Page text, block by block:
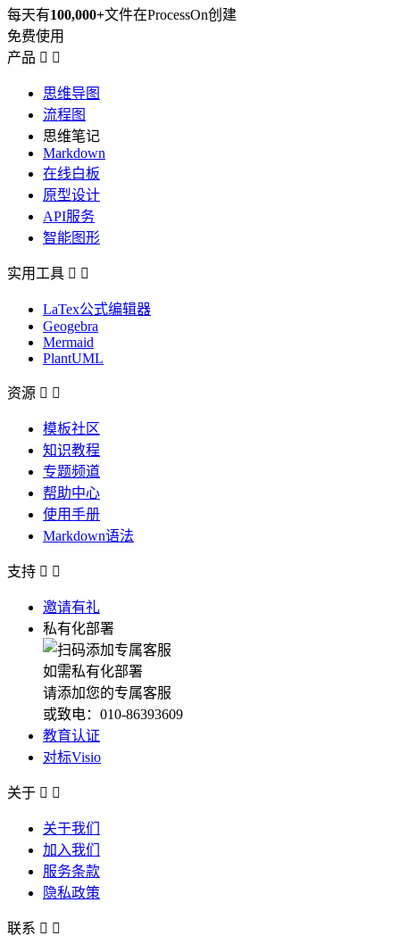
每天有100,000+文件在ProcessOn创建
免费使用
产品  
思维导图
流程图
思维笔记
Markdown
在线白板
原型设计
API服务
智能图形
实用工具  
LaTex公式编辑器
Geogebra
Mermaid
PlantUML
资源  
模板社区
知识教程
专题频道
帮助中心
使用手册
Markdown语法
支持  
邀请有礼
私有化部署
如需私有化部署
请添加您的专属客服
或致电：010-86393609
教育认证
对标Visio
关于  
关于我们
加入我们
服务条款
隐私政策
联系  